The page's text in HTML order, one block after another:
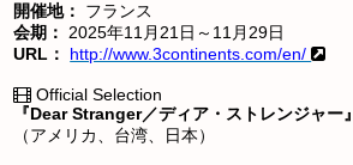
開催地：
フランス
会期： 2025年11月21日～11月29日
URL：
http://www.3continents.com/en/
Official Selection
『Dear Stranger／ディア・ストレンジャー』
（アメリカ、台湾、日本）